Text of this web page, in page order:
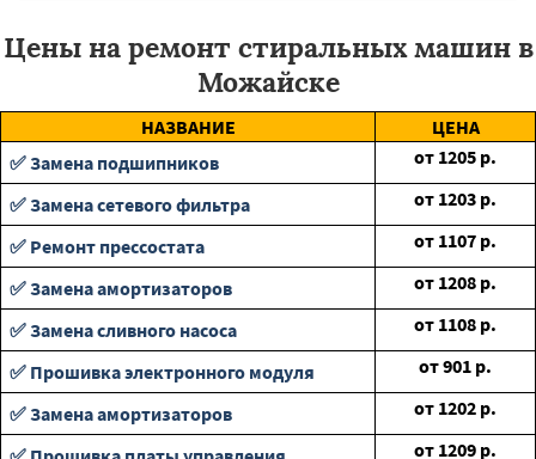
Цены на ремонт стиральных машин в
Можайске
НАЗВАНИЕ
ЦЕНА
✅ Замена подшипников
от 1205 р.
✅ Замена сетевого фильтра
от 1203 р.
✅ Ремонт прессостата
от 1107 р.
✅ Замена амортизаторов
от 1208 р.
✅ Замена сливного насоса
от 1108 р.
✅ Прошивка электронного модуля
от901 р.
✅ Замена амортизаторов
от 1202 р.
от 1209 р.